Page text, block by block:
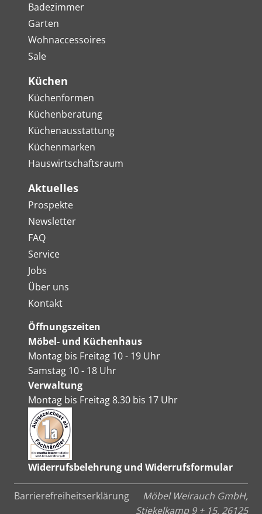
Badezimmer
Garten
Wohnaccessoires
Sale
Küchen
Küchenformen
Küchenberatung
Küchenausstattung
Küchenmarken
Hauswirtschaftsraum
Aktuelles
Prospekte
Newsletter
FAQ
Service
Jobs
Über uns
Kontakt
Öffnungszeiten
Möbel- und Küchenhaus
Montag bis Freitag 10 - 19 Uhr
Samstag 10 - 18 Uhr
Verwaltung
Montag bis Freitag 8.30 bis 17 Uhr
Widerrufsbelehrung und Widerrufsformular
Barrierefreiheitserklärung
Möbel Weirauch GmbH,
Stiekelkamp 9 + 15, 26125